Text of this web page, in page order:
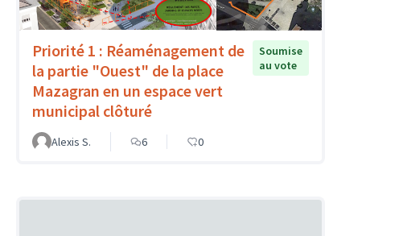
Priorité 1 : Réaménagement de
la partie "Ouest" de la place
Mazagran en un espace vert
municipal clôturé
Soumise
au vote
Alexis S. 6 0